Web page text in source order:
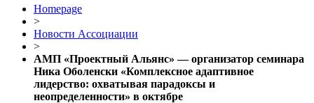
Homepage
>
Новости Ассоциации
>
АМП «Проектный Альянс» — организатор семинара
Ника Оболенски «Комплексное адаптивное
лидерство: охватывая парадоксы и
неопределенности» в октябре